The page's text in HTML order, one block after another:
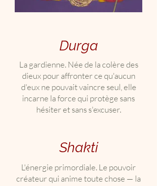
Durga
La gardienne. Née de la colère des
dieux pour affronter ce qu'aucun
d'eux ne pouvait vaincre seul, elle
incarne la force qui protège sans
hésiter et sans s'excuser.
Shakti
L'énergie primordiale. Le pouvoir
créateur qui anime toute chose — la